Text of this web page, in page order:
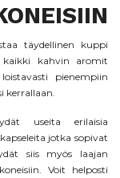
täydellinen kuppi
kaikki kahvin aromit
pienempiin
kerrallaan.
useita erilaisia
jotka sopivat
siis myös laajan
. Voit helposti